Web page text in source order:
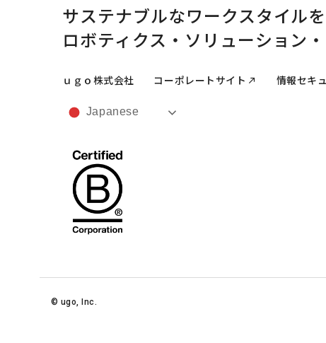
サステナブルなワークスタイル
ロボティクス・ ソリューション・
ｕｇｏ株式会社 コーポレートサイト 情報セキ
Japanese
©︎ ugo, Inc.